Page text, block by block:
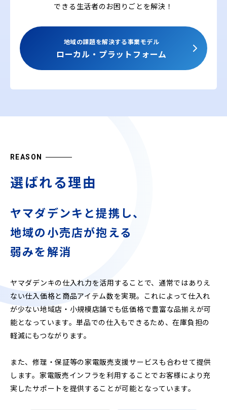
できる 生活者のお困りごとを解決！
地域の課題を解決する事業モデル
ローカル・プラットフォーム
REASON
選ばれる理由
ヤマダデンキと提携し、
地域の小売店が抱える
弱みを解消
ヤマダデンキの仕入れ力を活用することで、通常ではありえ
ない仕入価格と商品アイテム数を実現。これによって仕入れ
が少ない地域店・小規模店舗でも低価格で豊富な品揃えが可
能となっています。単品での仕入もできるため、在庫負担の
軽減にもつながります。
また、修理・保証等の家電販売支援サービスも合わせて提供
します。家電販売インフラを利用することでお客様により充
実したサポートを提供することが可能となっています。